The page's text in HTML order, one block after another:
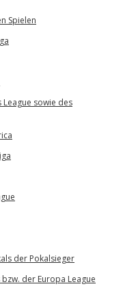
Spielen
sowie des
der Pokalsieger
der Europa League